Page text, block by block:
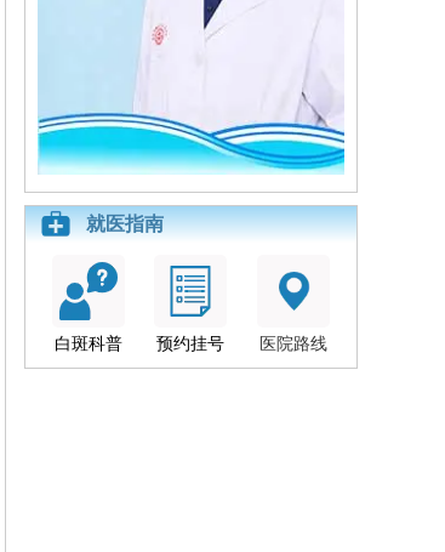
就医指南
白斑科普 预约挂号 医院路线